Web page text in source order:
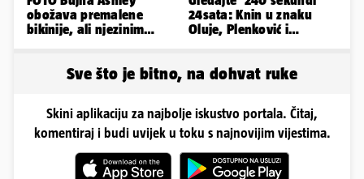
obožava premalene
bikinije, ali njezinim
24sata: Knin u znaku
Oluje, Plenković i
Sve što je bitno, na dohvat ruke
Skini aplikaciju za najbolje iskustvo portala. Čitaj,
komentiraj i budi uvijek u toku s najnovijim vijestima.